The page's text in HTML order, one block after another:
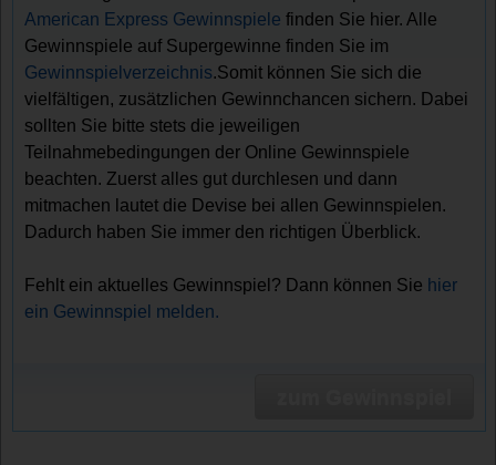
American Express Gewinnspiele finden Sie hier. Alle
Gewinnspiele auf Supergewinne finden Sie im
Gewinnspielverzeichnis.Somit können Sie sich die
vielfältigen, zusätzlichen Gewinnchancen sichern. Dabei
sollten Sie bitte stets die jeweiligen
Teilnahmebedingungen der Online Gewinnspiele
beachten. Zuerst alles gut durchlesen und dann
mitmachen lautet die Devise bei allen Gewinnspielen.
Dadurch haben Sie immer den richtigen Überblick.
Fehlt ein aktuelles Gewinnspiel? Dann können Sie hier
ein Gewinnspiel melden.